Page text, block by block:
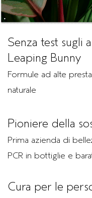
Senza test sugli
Leaping Bunny
Formule ad alte
naturale
Pioniere della
Prima azienda di
PCR in bottiglie e
Cura per le